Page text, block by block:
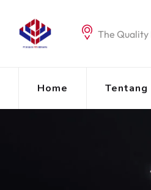
content
The Quality
Home Tentang